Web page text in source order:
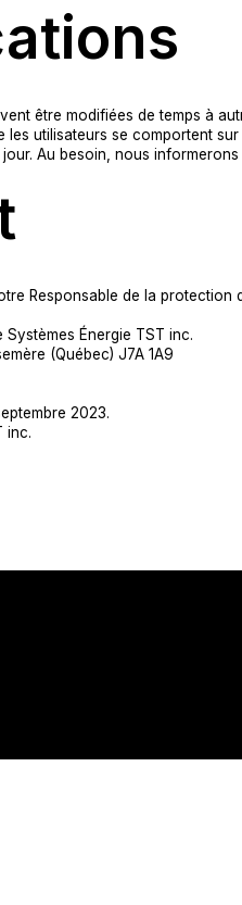
être modifiées de temps à
utilisateurs se comportent
Au besoin, nous
Responsable de la
Énergie TST inc.
(Québec) J7A 1A9
2023.
inc.